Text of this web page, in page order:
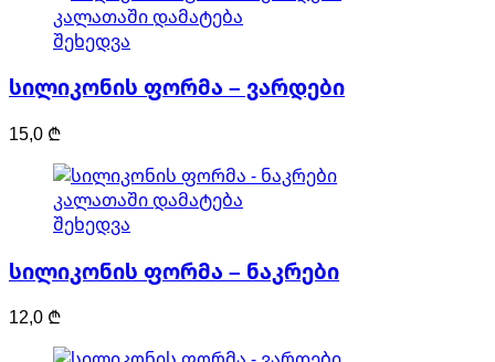
კალათაში დამატება
შეხედვა
სილიკონის ფორმა – ვარდები
15,0 ₾
კალათაში დამატება
შეხედვა
სილიკონის ფორმა – ნაკრები
12,0 ₾